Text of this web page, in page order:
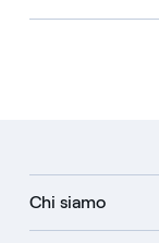
Chi siamo